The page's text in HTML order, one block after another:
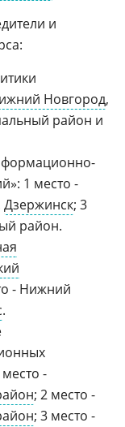
и
Новгород,
район и
1 место -
Дзержинск; 3
район.
- Нижний
.
-
; 2 место -
; 3 место -